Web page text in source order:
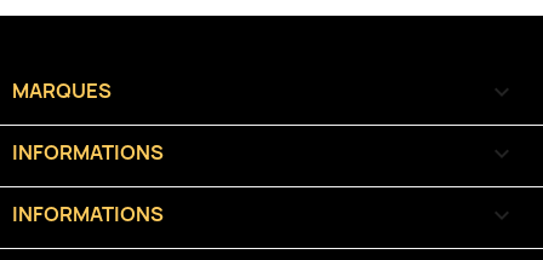
MARQUES 
INFORMATIONS 
INFORMATIONS keyboard_arrow_down